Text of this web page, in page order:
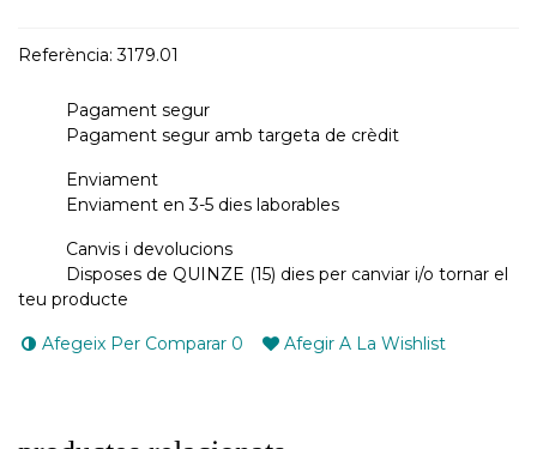
Referència: 3179.01
Pagament segur
Pagament segur amb targeta de crèdit
Enviament
Enviament en 3-5 dies laborables
Canvis i devolucions
Disposes de QUINZE (15) dies per canviar i/o tornar el
teu producte
Afegeix Per Comparar 0 Afegir A La Wishlist